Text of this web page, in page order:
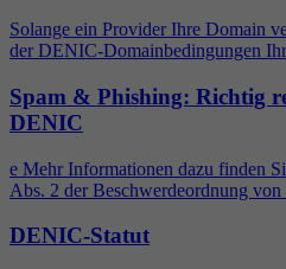
Solange ein Provider Ihre Domain
der DENIC-Domainbedingungen
Spam & Phishing: Richtig
DENIC
e Mehr Informationen dazu finden
Abs. 2 der Beschwerdeordnung von
DENIC-Statut